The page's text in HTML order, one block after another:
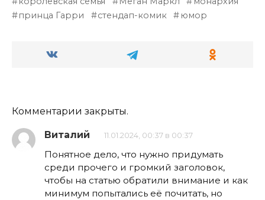
принца Гарри
стендап-комик юмор
Комментарии закрыты.
Виталий 11.01.2024, 00:37 в 00:37
Понятное дело, что нужно придумать
среди прочего и громкий заголовок,
чтобы на статью обратили внимание и как
минимум попытались её почитать, но